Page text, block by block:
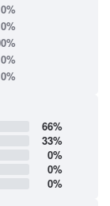
0%
0%
0%
0%
66%
33%
0%
0%
0%